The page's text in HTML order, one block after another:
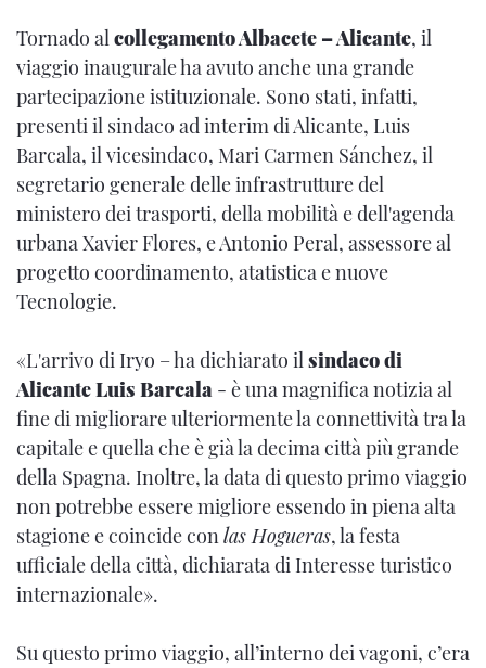
Tornado alcollegamento Albacete – Alicante, il
viaggio inaugurale ha avuto anche una grande
partecipazione istituzionale. Sono stati, infatti,
presenti il sindaco ad interim di Alicante, Luis
Barcala, il vicesindaco, Mari Carmen Sánchez, il
segretario generale delle infrastrutture del
ministero dei trasporti, della mobilità e dell'agenda
urbana Xavier Flores, e Antonio Peral, assessore al
progetto coordinamento, atatistica e nuove
Tecnologie.
«L'arrivo di Iryo – ha dichiarato ilsindaco di
Alicante Luis Barcala - è una magnifica notizia al
fine di migliorare ulteriormente la connettività tra la
capitale e quella che è già la decima città più grande
della Spagna. Inoltre, la data di questo primo viaggio
non potrebbe essere migliore essendo in piena alta
stagione e coincide conlas Hogueras, la festa
ufficiale della città, dichiarata di Interesse turistico
internazionale».
Su questo primo viaggio, all’interno dei vagoni, c’era